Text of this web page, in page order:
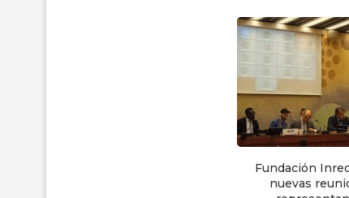
Fundación
nuevas